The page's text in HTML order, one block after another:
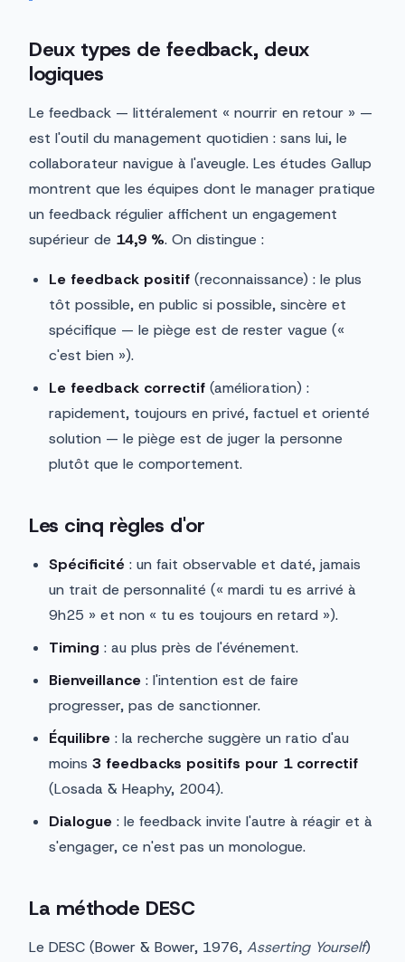
Deux types de feedback, deux
logiques
Le feedback — littéralement « nourrir en retour » —
est l'outil du management quotidien : sans lui, le
collaborateur navigue à l'aveugle. Les études Gallup
montrent que les équipes dont le manager pratique
un feedback régulier affichent un engagement
supérieur de 14,9 %. On distingue :
Le feedback positif (reconnaissance) : le plus
tôt possible, en public si possible, sincère et
spécifique — le piège est de rester vague («
c'est bien »).
Le feedback correctif (amélioration) :
rapidement, toujours en privé, factuel et orienté
solution — le piège est de juger la personne
plutôt que le comportement.
Les cinq règles d'or
Spécificité : un fait observable et daté, jamais
un trait de personnalité (« mardi tu es arrivé à
9h25 » et non « tu es toujours en retard »).
Timing : au plus près de l'événement.
Bienveillance : l'intention est de faire
progresser, pas de sanctionner.
Équilibre : la recherche suggère un ratio d'au
moins 3 feedbacks positifs pour 1 correctif
(Losada & Heaphy, 2004).
Dialogue : le feedback invite l'autre à réagir et à
s'engager, ce n'est pas un monologue.
La méthode DESC
Le DESC (Bower & Bower, 1976, Asserting Yourself)